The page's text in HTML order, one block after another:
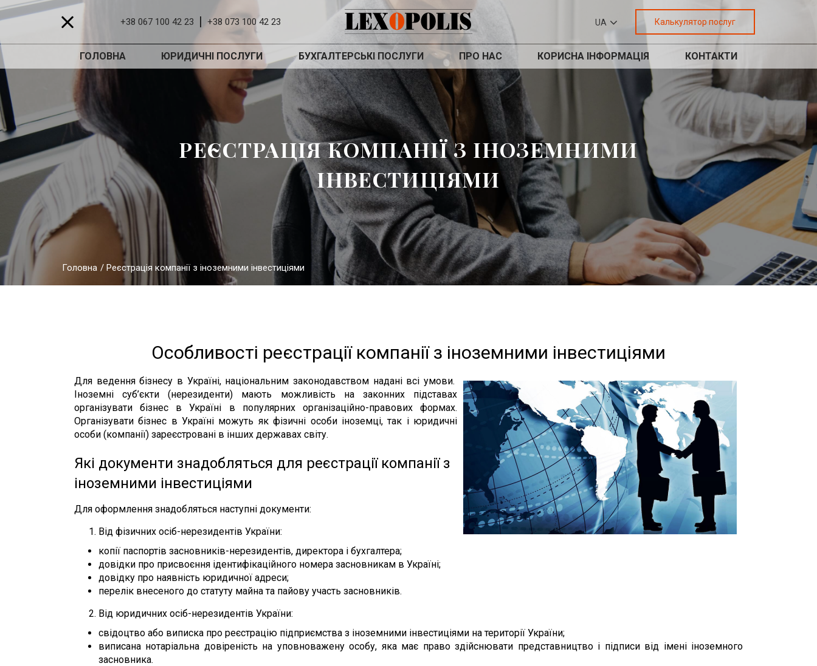
+38 067 100 42 23 +38 073 100 42 23 UA Калькулятор послуг
ГОЛОВНА ЮРИДИЧНІ ПОСЛУГИ БУХГАЛТЕРСЬКІ ПОСЛУГИ ПРО НАС КОРИСНА ІНФОРМАЦІЯ КОНТАКТИ
Головна Реєстрація компанії з іноземними інвестиціями
РЕЄСТРАЦІЯ КОМПАНІЇ З ІНОЗЕМНИМИ
ІНВЕСТИЦІЯМИ
Особливості реєстрації компанії з іноземними інвестиціями
Для ведення бізнесу в Україні, національним законодавством надані всі умови.
Іноземні суб’єкти (нерезиденти) мають можливість на законних підставах
організувати бізнес в Україні в популярних організаційно-правових формах.
Організувати бізнес в Україні можуть як фізичні особи іноземці, так і юридичні
особи (компанії) зареєстровані в інших державах світу.
Які документи знадобляться для реєстрації компанії з
іноземними інвестиціями
Для оформлення знадобляться наступні документи:
Від фізичних осіб-нерезидентів України:
копії паспортів засновників-нерезидентів, директора і бухгалтера;
довідки про присвоєння ідентифікаційного номера засновникам в Україні;
довідку про наявність юридичної адреси;
перелік внесеного до статуту майна та пайову участь засновників.
Від юридичних осіб-нерезидентів України:
свідоцтво або виписка про реєстрацію підприємства з іноземними інвестиціями на території України;
виписана нотаріальна довіреність на уповноважену особу, яка має право здійснювати представництво і підписи від імені іноземного
засновника.